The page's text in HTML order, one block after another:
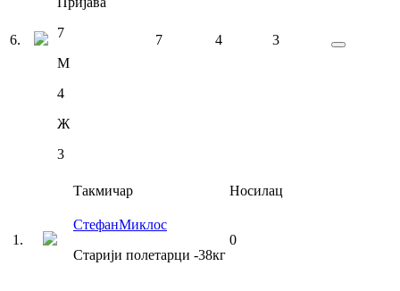
6.
7
М
4
Ж
3
7 4 3
Такмичар Носилац
1 .
СтефанМиклос
Старији полетарци -38кг
0